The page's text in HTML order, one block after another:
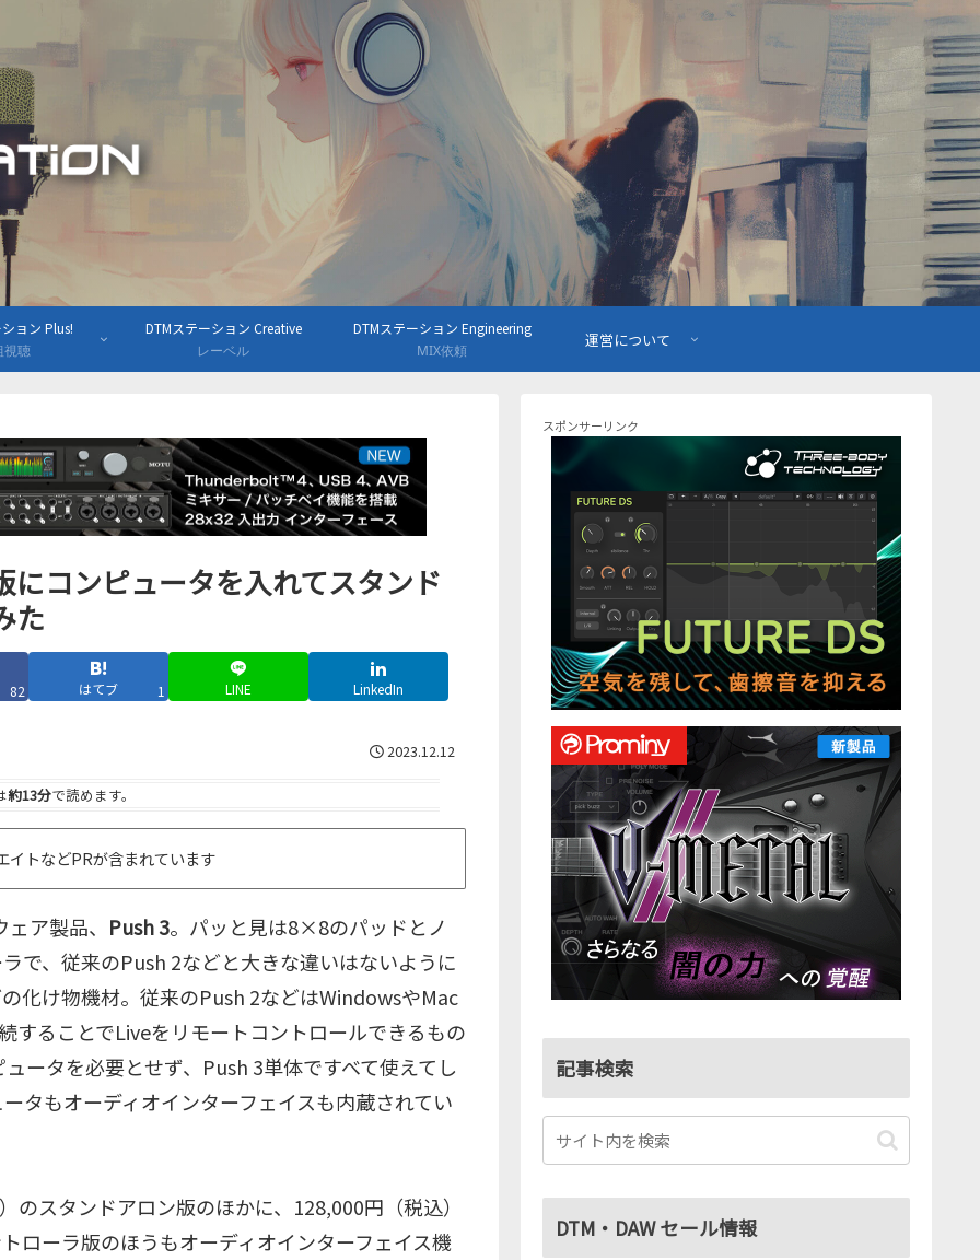
ョン Plus!
視聴
DTMステーション Creative
レーベル
DTMステーション Engineering
MIX依頼
運営について
コンピュータを入れてスタンド
た
82 はてブ 1 LINE LinkedIn
2023.12.12
約13分で読めます。
イトなどPRが含まれています
ア製品、 Push 3。パッと見は8×8のパッドとノ
で、従来のPush 2などと大きな違いはないように
化け物機材。従来のPush 2などはWindowsやMac
することでLiveをリモートコントロールできるもの
ータを必要とせず、Push 3単体ですべて使えてし
タもオーディオインターフェイスも内蔵されてい
スタンドアロン版のほかに、128,000円（税込）
ローラ版のほうもオーディオインターフェイス機
スポンサーリンク
記事検索
DTM・DAW セール情報